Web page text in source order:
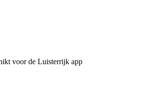
voor de Luisterrijk app